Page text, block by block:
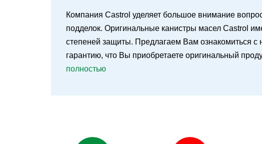
Компания Castrol уделяет большое внимание
подделок. Оригинальные канистры масел Castrol
степеней защиты. Предлагаем Вам ознакомиться с
гарантию, что Вы приобретаете оригинальный
полностью